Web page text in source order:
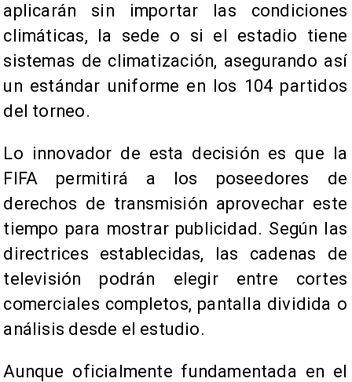
aplicarán sin importar las condiciones
climáticas, la sede o si el estadio tiene
sistemas de climatización, asegurando así
un estándar uniforme en los 104 partidos
del torneo.
Lo innovador de esta decisión es que la
FIFA permitirá a los poseedores de
derechos de transmisión aprovechar este
tiempo para mostrar publicidad. Según las
directrices establecidas, las cadenas de
televisión podrán elegir entre cortes
comerciales completos, pantalla dividida o
análisis desde el estudio.
Aunque oficialmente fundamentada en el